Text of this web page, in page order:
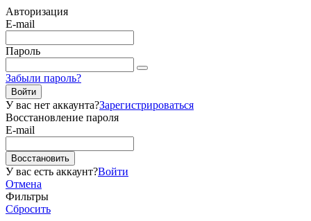
Авторизация
E-mail
Пароль
Забыли пароль?
Войти
У вас нет аккаунта?Зарегистрироваться
Восстановление пароля
E-mail
Восстановить
У вас есть аккаунт?Войти
Отмена
Фильтры
Сбросить